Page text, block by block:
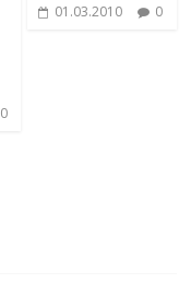
0
01.03.2010 0